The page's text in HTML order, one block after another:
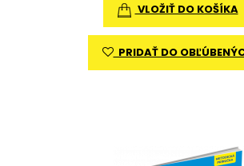
VLOŽIŤ DO KOŠÍKA
PRIDAŤ DO